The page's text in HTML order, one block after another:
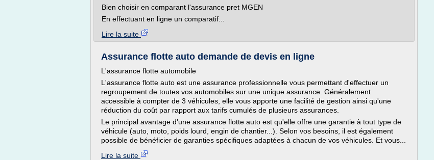
Bien choisir en comparant l'assurance pret MGEN
En effectuant en ligne un comparatif...
Lire la suite
Assurance flotte auto demande de devis en ligne
L'assurance flotte automobile
L'assurance flotte auto est une assurance professionnelle vous permettant d'effectuer un
regroupement de toutes vos automobiles sur une unique assurance. Généralement
accessible à compter de 3 véhicules, elle vous apporte une facilité de gestion ainsi qu'une
réduction du coût par rapport aux tarifs cumulés de plusieurs assurances.
Le principal avantage d'une assurance flotte auto est qu'elle offre une garantie à tout type de
véhicule (auto, moto, poids lourd, engin de chantier...). Selon vos besoins, il est également
possible de bénéficier de garanties spécifiques adaptées à chacun de vos véhicules. Et vous...
Lire la suite